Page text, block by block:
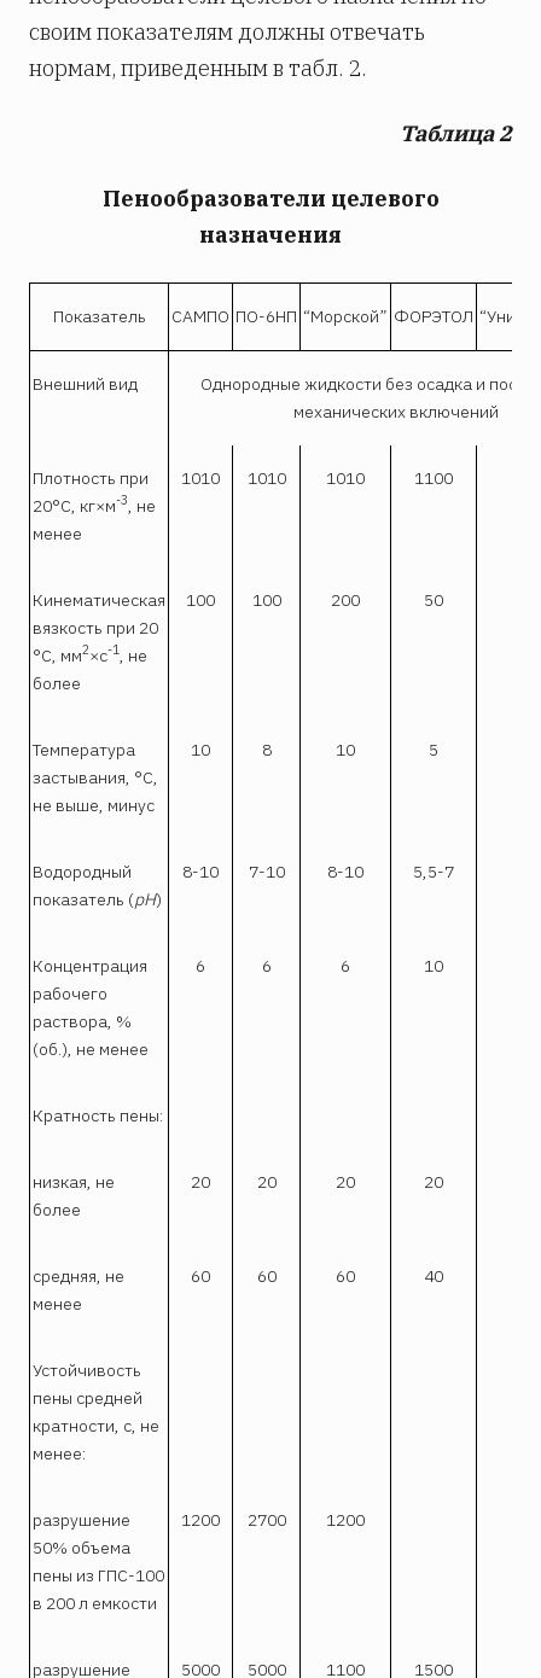
своим показателям должны отвечать
нормам, приведенным в табл. 2.
Таблица 2
Пенообразователи целевого
назначения
Показатель САМПО ПО-6НП “Морской” ФОРЭТОЛ
Внешний вид
Однородные жидкости без осадка и
механических включений
Плотность при
20°С, кг×м-3
, не
менее
1010 1010 1010 1100
Кинематическая
вязкость при 20
°С, мм2×с-1, не
более
100 100 200 50
Температура
застывания, °С,
не выше, минус
10 8 10 5
Водородный
показатель (рН)
8-10 7-10 8-10 5,5-7
Концентрация
рабочего
раствора, %
(об.), не менее
6 6 6 10
Кратность пены:
низкая, не
более
20 20 20 20
средняя, не
менее
60 60 60 40
Устойчивость
пены средней
кратности, с, не
менее:
разрушение
50% объема
пены из ГПС-100
в 200 л емкости
1200 2700 1200
разрушение 5000 5000 1100 1500